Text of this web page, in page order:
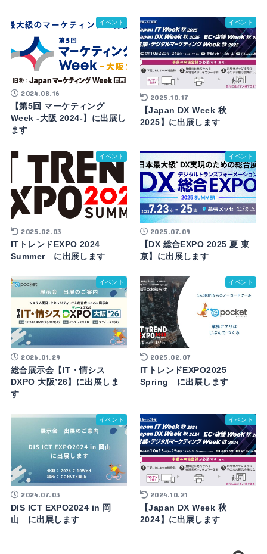
イベント
2024.08.16
【第5回 マーケティング
Week -大阪 2024-】に出展し
ます
イベント
2025.10.17
【Japan DX Week 秋
2025】に出展します
イベント
2025.02.03
ITトレンドEXPO 2024
Summer に出展します
イベント
2025.07.09
【DX 総合EXPO 2025 夏 東
京】に出展します
イベント
2026.01.29
総合展示会【IT・情シス
DXPO 大阪’26】に出展しま
す
イベント
2025.02.07
ITトレンドEXPO2025
Spring に出展します
イベント
2024.07.03
DIS ICT EXPO2024 in 岡
山 に出展します
イベント
2024.10.21
【Japan DX Week 秋
2024】に出展します